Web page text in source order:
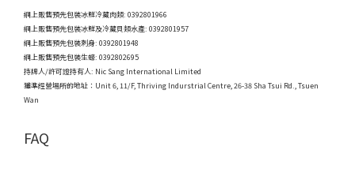
網上販售預先包裝冰鮮冷藏肉類: 0392801966
網上販售預先包裝冰鮮及冷藏貝類水產: 0392801957
網上販售預先包裝刺身: 0392801948
網上販售預先包裝生蠔: 0392802695
持牌人/許可證持有人: Nic Sang International Limited
獲準經營場所的地址： Unit 6, 11/F, Thriving Indurstrial Centre, 26-38 Sha Tsui Rd., Tsuen
Wan
FAQ